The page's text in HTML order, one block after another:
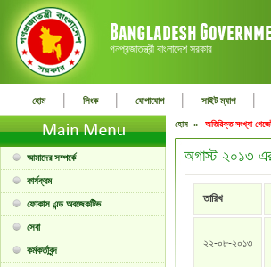
গনপ্রজাতন্ত্রী বাংলাদেশ সরকার
হোম | লিংক | যোগাযোগ | সাইট ম্যাপ |
আমাদের সম্পর্কে
কার্যক্রম
ফোকাস এন্ড অবজেকটিভ
সেবা
কর্মকর্তাবৃন্দ
হোম » অতিরিক্ত সংখ্যা
অগাস্ট ২০১৩
তারিখ
২২-০৮-২০১৩